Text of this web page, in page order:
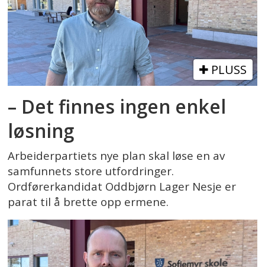
PLUSS
– Det finnes ingen enkel
løsning
Arbeiderpartiets nye plan skal løse en av
samfunnets store utfordringer.
Ordførerkandidat Oddbjørn Lager Nesje er
parat til å brette opp ermene.